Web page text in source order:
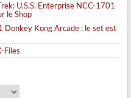
U.S.S. Enterprise NCC-1701
le Shop
Kong Arcade : le set est
Files